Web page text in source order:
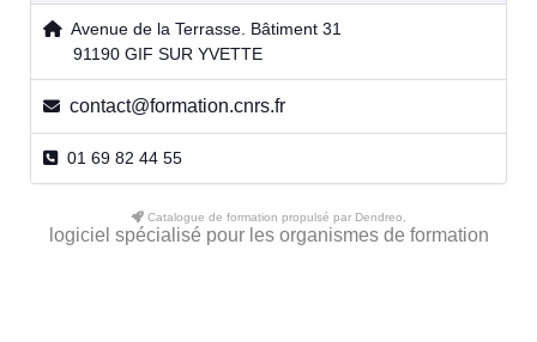
Avenue de la Terrasse. Bâtiment 31
91190 GIF SUR YVETTE
contact@formation.cnrs.fr
01 69 82 44 55
Catalogue de formation propulsé par Dendreo,
logiciel spécialisé pour les organismes de formation